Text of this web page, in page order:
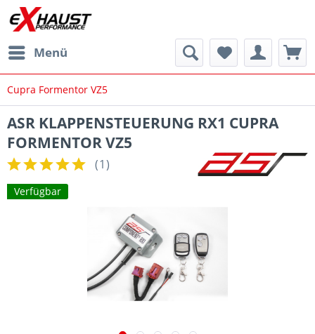
Menü
Cupra Formentor VZ5
ASR KLAPPENSTEUERUNG RX1 CUPRA
FORMENTOR VZ5
(1)
Verfügbar